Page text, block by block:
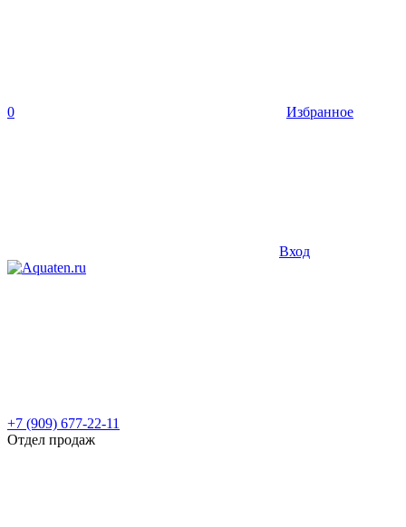
0 Избранное
Вход
+7 (909) 677-22-11
Отдел продаж